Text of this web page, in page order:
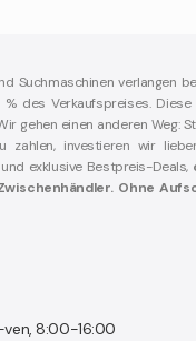
Suchmaschinen verlangen
des Verkaufspreises. Diese
gehen einen anderen Weg:
zahlen, investieren wir
und exklusive Bestpreis-Deals,
Ohne
ven, 8:00-16:00